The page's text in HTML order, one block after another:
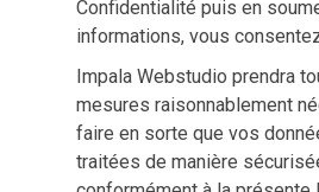
Confidentialité puis en
informations, vous
Impala Webstudio prendra
mesures raisonnablement
faire en sorte que vos
traitées de manière